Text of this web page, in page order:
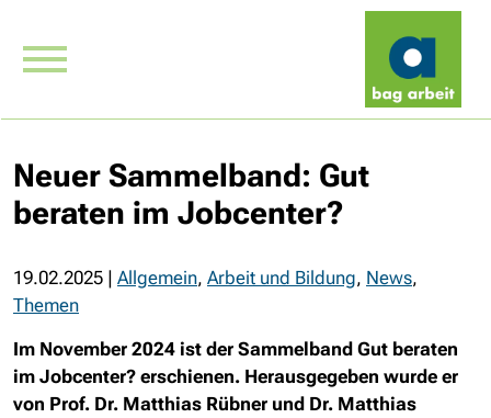
Neuer Sammelband: Gut
beraten im Jobcenter?
19.02.2025 | Allgemein, Arbeit und Bildung, News,
Themen
Im November 2024 ist der Sammelband Gut beraten
im Jobcenter? erschienen. Herausgegeben wurde er
von Prof. Dr. Matthias Rübner und Dr. Matthias